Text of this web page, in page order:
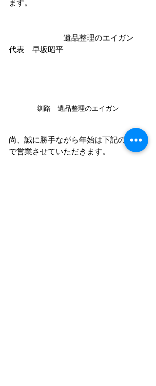
ます。
遺品整理のエイガン
代表　早坂昭平
釧路　遺品整理のエイガン
尚、誠に勝手ながら年始は下記の日程
で営業させていただきます。